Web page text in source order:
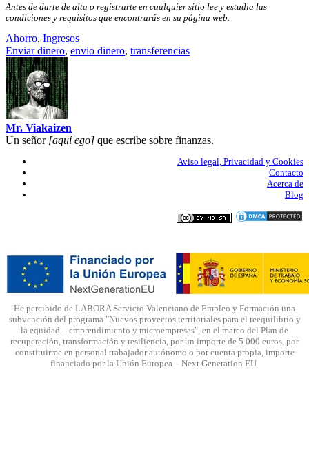
Antes de darte de alta o registrarte en cualquier sitio lee y estudia las
condiciones y requisitos que encontrarás en su página web.
Ahorro, Ingresos
Enviar dinero, envio dinero, transferencias
Mr. Viakaizen
Un señor [aquí ego] que escribe sobre finanzas.
Aviso legal, Privacidad y Cookies
Contacto
Acerca de
Blog
He percibido de LABORA Servicio Valenciano de Empleo y Formación una
subvención del programa "Nuevos proyectos territoriales para el reequilibrio y
la equidad – emprendimiento y microempresas", en el marco del Plan de
recuperación, transformación y resiliencia, por un importe de 5.000 euros, por
constituirme en personal trabajador autónomo o por cuenta propia, importe
financiado por la Unión Europea – Next Generation EU.